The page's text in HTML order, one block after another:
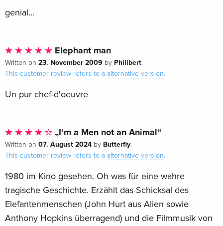
genial...
Elephant man
Written on 23. November 2009 by Philibert.
This customer review refers to a alternative version.
Un pur chef-d'oeuvre
„I‘m a Men not an Animal“
Written on 07. August 2024 by Butterfly.
This customer review refers to a alternative version.
1980 im Kino gesehen. Oh was für eine wahre
tragische Geschichte. Erzählt das Schicksal des
Elefantenmenschen (John Hurt aus Alien sowie
Anthony Hopkins überragend) und die Filmmusik von